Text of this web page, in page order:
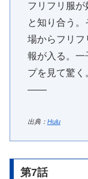
フリフリ服が
と知り合う
場からフリフ
報が入る。一
プを見て驚
――
出典： Hulu
第7話